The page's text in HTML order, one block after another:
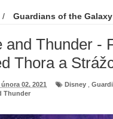
/ Guardians of the Galaxy
vzhled Thora a Strážce
and Thunder -
Thora a
02, 2021 Disney
Thunder